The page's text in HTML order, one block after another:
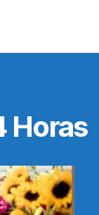
Horas